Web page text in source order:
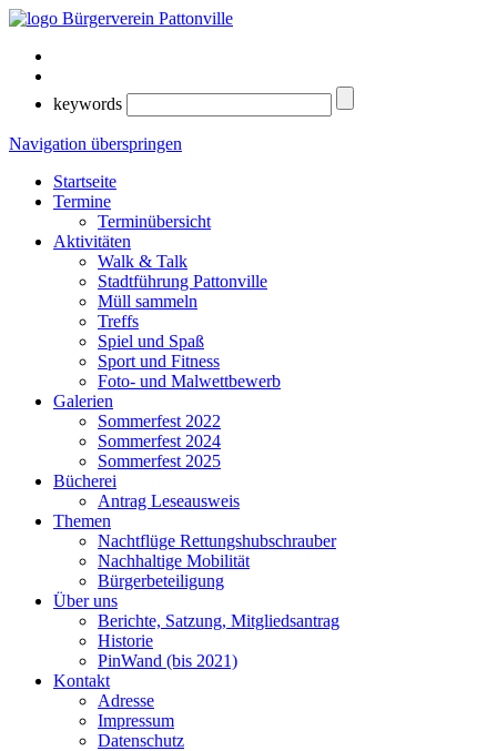
keywords
Navigation überspringen
Startseite
Termine
Terminübersicht
Aktivitäten
Walk & Talk
Stadtführung Pattonville
Müll sammeln
Treffs
Spiel und Spaß
Sport und Fitness
Foto- und Malwettbewerb
Galerien
Sommerfest 2022
Sommerfest 2024
Sommerfest 2025
Bücherei
Antrag Leseausweis
Themen
Nachtflüge Rettungshubschrauber
Nachhaltige Mobilität
Bürgerbeteiligung
Über uns
Berichte, Satzung, Mitgliedsantrag
Historie
PinWand (bis 2021)
Kontakt
Adresse
Impressum
Datenschutz